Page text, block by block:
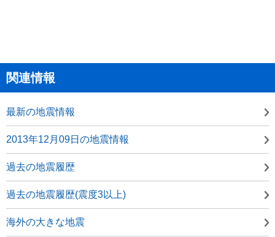
関連情報
最新の地震情報
2013年12月09日の地震情報
過去の地震履歴
過去の地震履歴(震度3以上)
海外の大きな地震